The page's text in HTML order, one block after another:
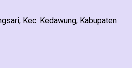
Kec. Kedawung, Kabupaten